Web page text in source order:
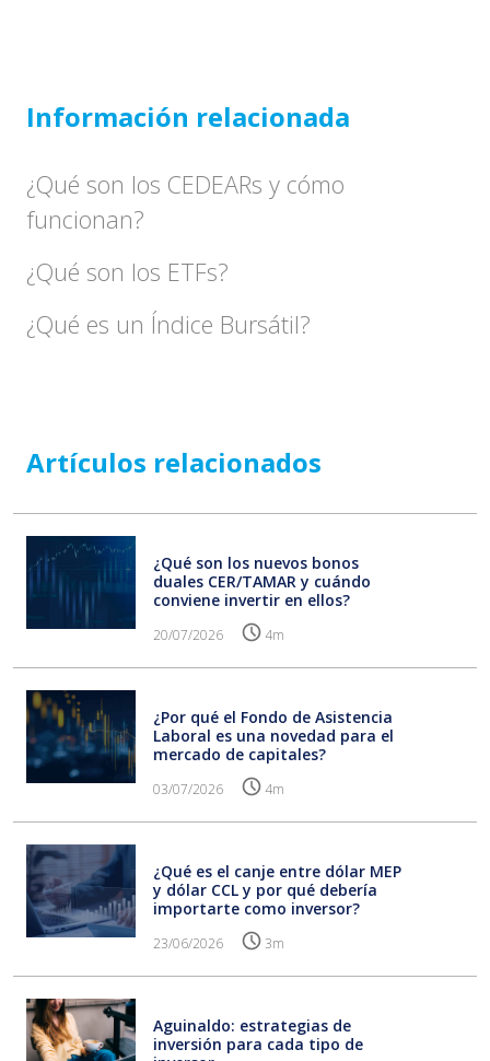
Información relacionada
¿Qué son los CEDEARs y cómo
funcionan?
¿Qué son los ETFs?
¿Qué es un Índice Bursátil?
Artículos relacionados
¿Qué son los nuevos bonos
duales CER/TAMAR y cuándo
conviene invertir en ellos?
20/07/2026 4m
¿Por qué el Fondo de Asistencia
Laboral es una novedad para el
mercado de capitales?
03/07/2026 4m
¿Qué es el canje entre dólar MEP
y dólar CCL y por qué debería
importarte como inversor?
23/06/2026 3m
Aguinaldo: estrategias de
inversión para cada tipo de